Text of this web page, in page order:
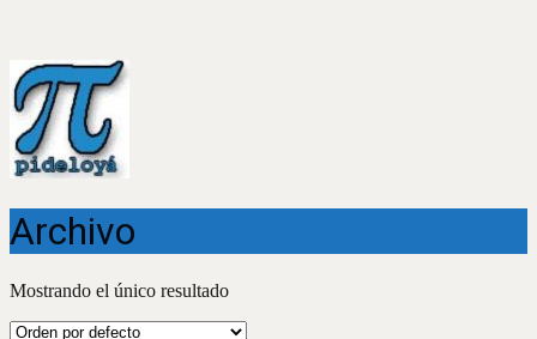
Archivo
Mostrando el único resultado